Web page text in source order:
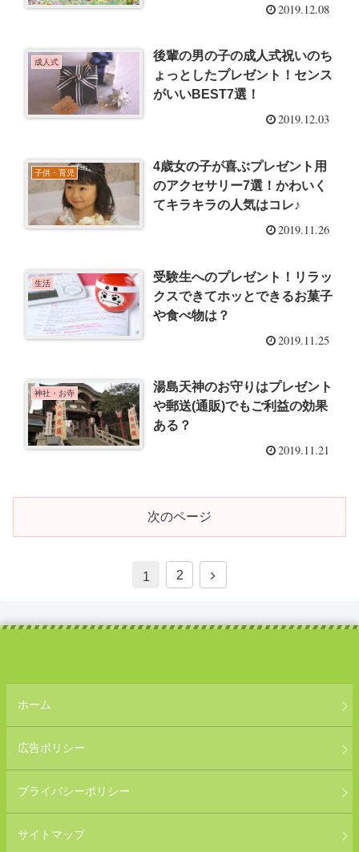
2019.12.08
成人式
後輩の男の子の成人式祝いのち
ょっとしたプレゼント！センス
がいいBEST7選！
2019.12.03
子供・育児
4歳女の子が喜ぶプレゼント用
のアクセサリー7選！かわいく
てキラキラの人気はコレ♪
2019.11.26
生活
受験生へのプレゼント！リラッ
クスできてホッとできるお菓子
や食べ物は？
2019.11.25
神社・お寺
湯島天神のお守りはプレゼント
や郵送(通販)でもご利益の効果
ある？
2019.11.21
次のページ
1 2
次
ホーム
広告ポリシー
プライバシーポリシー
サイトマップ